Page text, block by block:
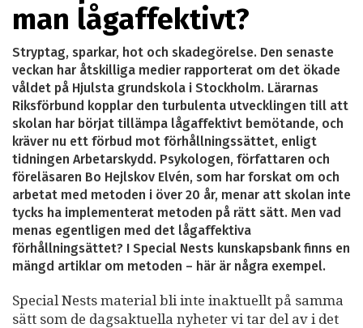
man lågaffektivt?
Stryptag, sparkar, hot och skadegörelse. Den senaste
veckan har åtskilliga medier rapporterat om det ökade
våldet på Hjulsta grundskola i Stockholm. Lärarnas
Riksförbund kopplar den turbulenta utvecklingen till att
skolan har börjat tillämpa lågaffektivt bemötande, och
kräver nu ett förbud mot förhållningssättet, enligt
tidningen Arbetarskydd. Psykologen, författaren och
föreläsaren Bo Hejlskov Elvén, som har forskat om och
arbetat med metoden i över 20 år, menar att skolan inte
tycks ha implementerat metoden på rätt sätt. Men vad
menas egentligen med det lågaffektiva
förhållningsättet? I Special Nests kunskapsbank finns en
mängd artiklar om metoden – här är några exempel.
Special Nests material bli inte inaktuellt på samma
sätt som de dagsaktuella nyheter vi tar del av i det